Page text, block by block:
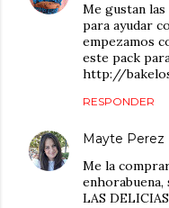
Me gustan
para ayudar
empezamos
este pack
http://
RESPONDER
Mayte Perez
Me la
enhorabuena,
LAS